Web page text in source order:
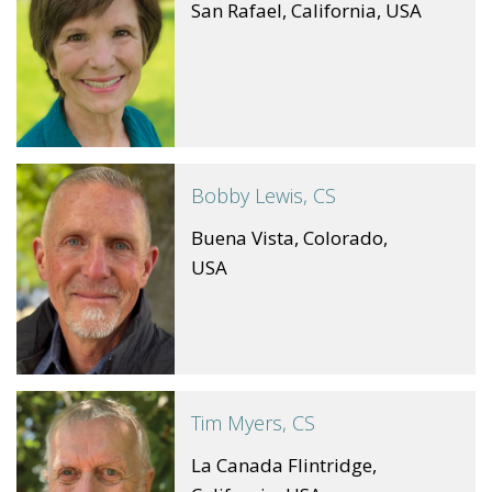
San Rafael, California, USA
Bobby Lewis, CS
Buena Vista, Colorado,
USA
Tim Myers, CS
La Canada Flintridge,